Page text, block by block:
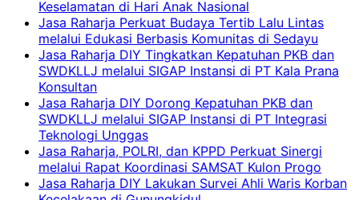
Keselamatan di Hari Anak Nasional
Jasa Raharja Perkuat Budaya Tertib Lalu Lintas
melalui Edukasi Berbasis Komunitas di Sedayu
Jasa Raharja DIY Tingkatkan Kepatuhan PKB dan
SWDKLLJ melalui SIGAP Instansi di PT Kala Prana
Konsultan
Jasa Raharja DIY Dorong Kepatuhan PKB dan
SWDKLLJ melalui SIGAP Instansi di PT Integrasi
Teknologi Unggas
Jasa Raharja, POLRI, dan KPPD Perkuat Sinergi
melalui Rapat Koordinasi SAMSAT Kulon Progo
Jasa Raharja DIY Lakukan Survei Ahli Waris Korban